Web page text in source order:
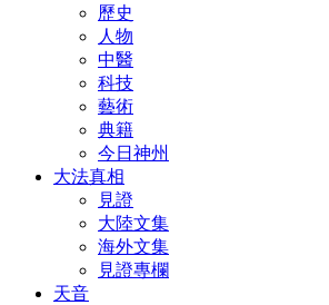
歷史
人物
中醫
科技
藝術
典籍
今日神州
大法真相
見證
大陸文集
海外文集
見證專欄
天音